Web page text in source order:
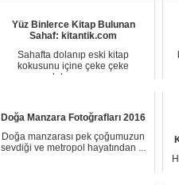
Yüz Binlerce Kitap Bulunan
Sahaf: kitantik.com
Sahafta dolanıp eski kitap
kokusunu içine çeke çeke
dolaşmay...
Doğa Manzara Fotoğrafları 2016
Doğa manzarası pek çoğumuzun
sevdiği ve metropol hayatından ...